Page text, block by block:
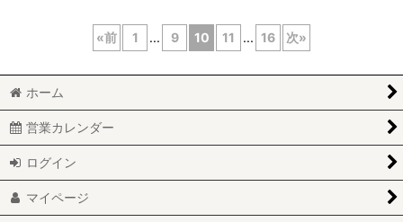
«前 1 ... 9 10 11 ... 16 次»
ホーム
営業カレンダー
ログイン
マイページ